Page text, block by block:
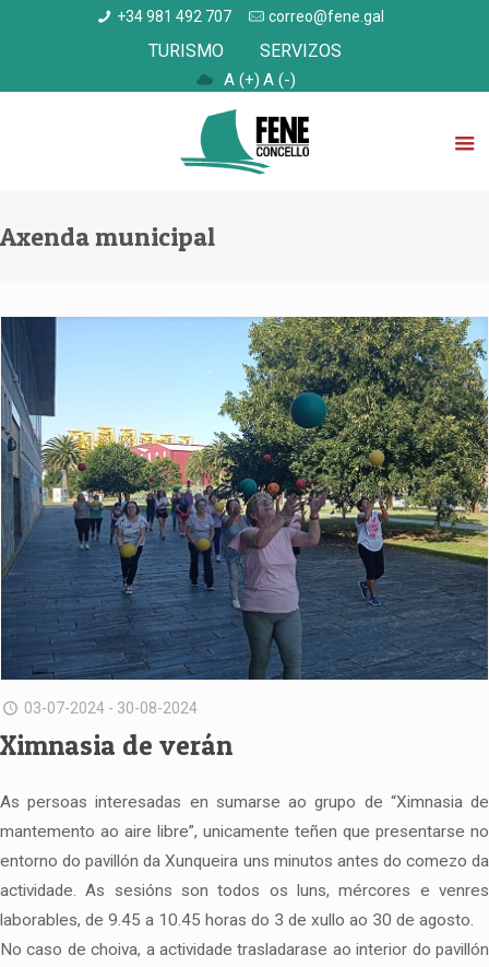
+34 981 492 707 correo@fene.gal
TURISMO SERVIZOS
A (+) A (-)
Axenda municipal
03-07-2024 - 30-08-2024
Ximnasia de verán
As persoas interesadas en sumarse ao grupo de “Ximnasia de
mantemento ao aire libre”, unicamente teñen que presentarse no
entorno do pavillón da Xunqueira uns minutos antes do comezo da
actividade. As sesións son todos os luns, mércores e venres
laborables, de 9.45 a 10.45 horas do 3 de xullo ao 30 de agosto.
No caso de choiva, a actividade trasladarase ao interior do pavillón